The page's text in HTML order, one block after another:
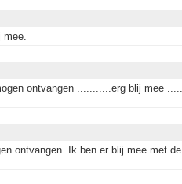
mee.
ontvangen ...........erg blij mee
ontvangen. Ik ben er blij mee met